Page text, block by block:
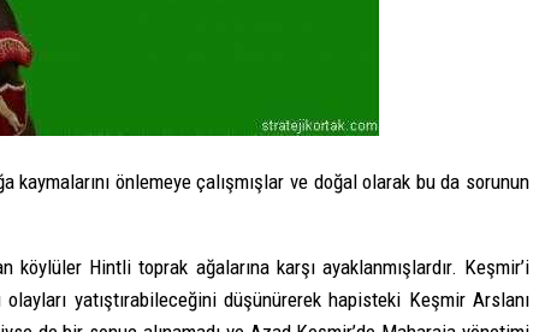
önlemeye çalışmışlar ve doğal olarak bu da sorunun
köylüler Hintli toprak ağalarına karşı ayaklanmışlardır. Keşmir’i
yatıştırabileceğini düşünürerek hapisteki Keşmir Arslanı